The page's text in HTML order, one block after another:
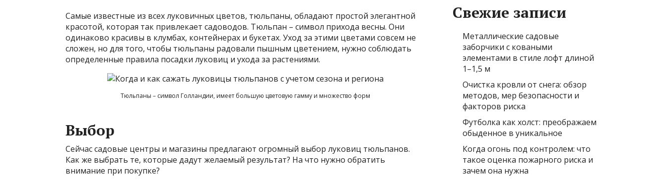
Самые известные из всех луковичных цветов, тюльпаны, обладают простой элегантной
красотой, которая так привлекает садоводов. Тюльпан – символ прихода весны. Они
одинаково красивы в клумбах, контейнерах и букетах. Уход за этими цветами совсем не
сложен, но для того, чтобы тюльпаны радовали пышным цветением, нужно соблюдать
определенные правила посадки луковиц и ухода за растениями.
Тюльпаны – символ Голландии, имеет большую цветовую гамму и множество форм
Выбор
Сейчас садовые центры и магазины предлагают огромный выбор луковиц тюльпанов.
Как же выбрать те, которые дадут желаемый результат? На что нужно обратить
внимание при покупке?
Свежие записи
Металлические садовые
заборчики с коваными
элементами в стиле лофт длиной
1–1,5 м
Очистка кровли от снега: обзор
методов, мер безопасности и
факторов риска
Футболка как холст: преображаем
обыденное в уникальное
Когда огонь под контролем: что
такое оценка пожарного риска и
зачем она нужна